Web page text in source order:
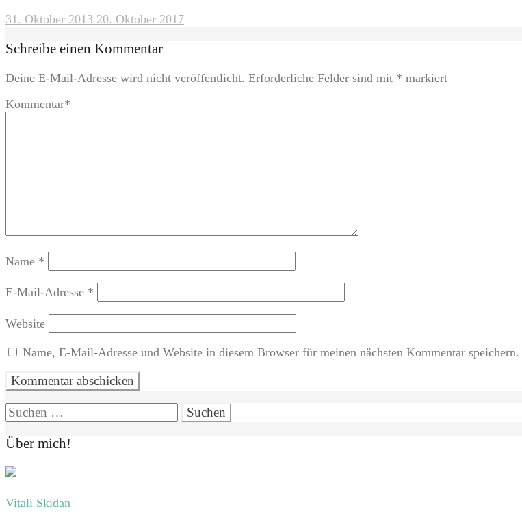
31. Oktober 2013 20. Oktober 2017
Schreibe einen Kommentar
Deine E-Mail-Adresse wird nicht veröffentlicht. Erforderliche Felder sind mit * markiert
Kommentar*
Name *
E-Mail-Adresse *
Website
Name, E-Mail-Adresse und Website in diesem Browser für meinen nächsten Kommentar speichern.
Suchen
nach:
Über mich!
Vitali Skidan